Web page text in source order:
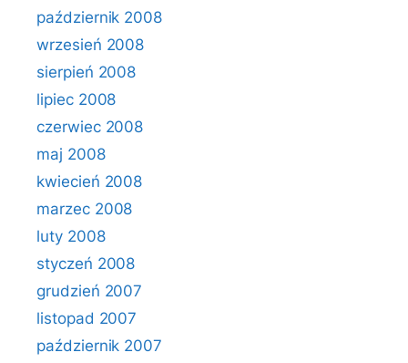
październik 2008
wrzesień 2008
sierpień 2008
lipiec 2008
czerwiec 2008
maj 2008
kwiecień 2008
marzec 2008
luty 2008
styczeń 2008
grudzień 2007
listopad 2007
październik 2007